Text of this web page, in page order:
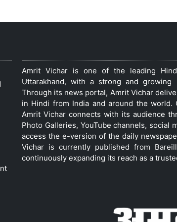
Amrit Vichar is one of the leading
Uttarakhand, with a strong and
Through its news portal, Amrit Vichar
in Hindi from India and around the world.
Amrit Vichar connects with its audience
Photo Galleries, YouTube channels, social
access the e-version of the daily
Vichar is currently published from
continuously expanding its reach as a